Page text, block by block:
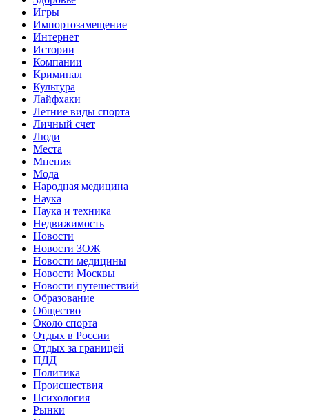
Игры
Импортозамещение
Интернет
Истории
Компании
Криминал
Культура
Лайфхаки
Летние виды спорта
Личный счет
Люди
Места
Мнения
Мода
Народная медицина
Наука
Наука и техника
Недвижимость
Новости
Новости ЗОЖ
Новости медицины
Новости Москвы
Новости путешествий
Образование
Общество
Около спорта
Отдых в России
Отдых за границей
ПДД
Политика
Происшествия
Психология
Рынки